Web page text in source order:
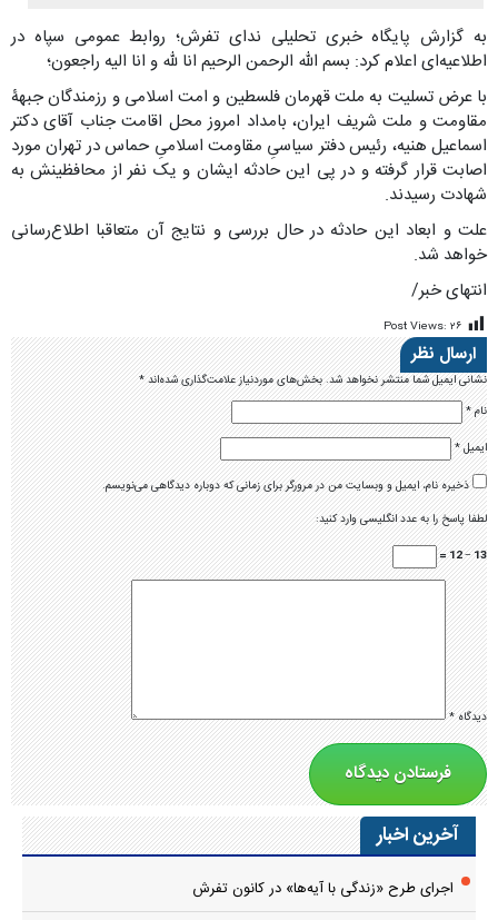
به گزارش پایگاه خبری تحلیلی ندای تفرش؛ روابط عمومی سپاه در
اطلاعیه‌ای اعلام کرد: بسم الله الرحمن الرحیم انا لله و انا الیه راجعون؛
با عرض تسلیت به ملت قهرمان فلسطین و امت اسلامی و رزمندگان جبهۀ
مقاومت و ملت شریف ایران، بامداد امروز محل اقامت جناب آقای دکتر
اسماعیل هنیه، رئیس دفتر سیاسیِ مقاومت اسلامیِ حماس در تهران مورد
اصابت قرار گرفته و در پی این حادثه ایشان و یک نفر از محافظینش به
شهادت رسیدند.
علت و ابعاد این حادثه در حال بررسی و نتایج آن متعاقبا اطلاع‌رسانی
خواهد شد.
انتهای خبر/
Post Views: ۲۶
ارسال نظر
نشانی ایمیل شما منتشر نخواهد شد.بخش‌های موردنیاز علامت‌گذاری شده‌اند*
نام*
ایمیل*
ذخیره نام، ایمیل و وبسایت من در مرورگر برای زمانی که دوباره دیدگاهی می‌نویسم.
لطفا پاسخ را به عدد انگلیسی وارد کنید:
13 − 12 =
دیدگاه*
آخرین اخبار
اجرای طرح «زندگی با آیه‌ها» در کانون تفرش